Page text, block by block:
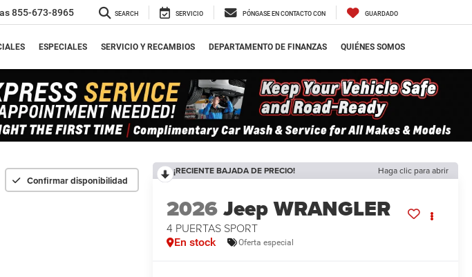
855-673-8965 SEARCH SERVICIO PÓNGASE EN CONTACTO CON GUARDADO
ESPECIALES SERVICIO Y RECAMBIOS DEPARTAMENTO DE FINANZAS QUIÉNES SOMOS
Confirmar disponibilidad
¡RECIENTE BAJADA DE PRECIO! Haga clic para abrir
2026Jeep WRANGLER
4 PUERTAS SPORT
En stock Oferta especial